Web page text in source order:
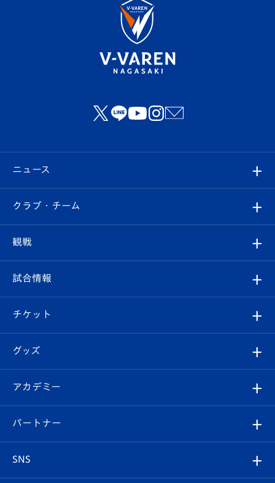
ニュース
すべて
クラブ
試合情報
チケット
イベント
メディア
ホームタウン
クラブ・チーム
クラブ概要
エンブレム紹介
スタッフプロフィール
マスコット紹介
観戦
観戦ルール
はじめての観戦ガイド
Revive Team
ヴィヴィくんの長崎おもてなしガイド
試合情報
試合日程/結果
フォトギャラリー
スタジアムグルメ
チケット
チケット
V-LOVERS（ファンクラブ）
プレイヤーズスイート
グッズ
オンラインショップ
店舗情報
アカデミー
育成からのお知らせ
パートナー
SNS